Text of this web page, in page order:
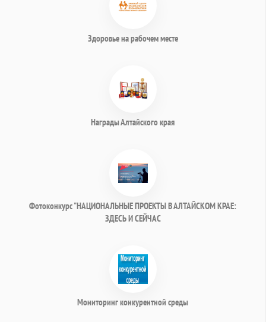
Здоровье на рабочем месте
Награды Алтайского края
Фотоконкурс "НАЦИОНАЛЬНЫЕ ПРОЕКТЫ В АЛТАЙСКОМ КРАЕ:
ЗДЕСЬ И СЕЙЧАС
Мониторинг конкурентной среды